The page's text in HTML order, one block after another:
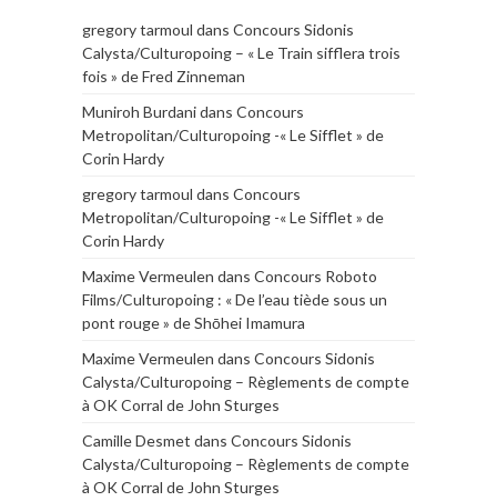
gregory tarmoul dans Concours Sidonis
Calysta/Culturopoing – « Le Train sifflera trois
fois » de Fred Zinneman
Muniroh Burdanidans Concours
Metropolitan/Culturopoing -« Le Sifflet » de
Corin Hardy
gregory tarmoul dans Concours
Metropolitan/Culturopoing -« Le Sifflet » de
Corin Hardy
Maxime Vermeulen dans Concours Roboto
Films/Culturopoing : « De l’eau tiède sous un
pont rouge » de Shōhei Imamura
Maxime Vermeulen dans Concours Sidonis
Calysta/Culturopoing – Règlements de compte
à OK Corral de John Sturges
Camille Desmet dans Concours Sidonis
Calysta/Culturopoing – Règlements de compte
à OK Corral de John Sturges